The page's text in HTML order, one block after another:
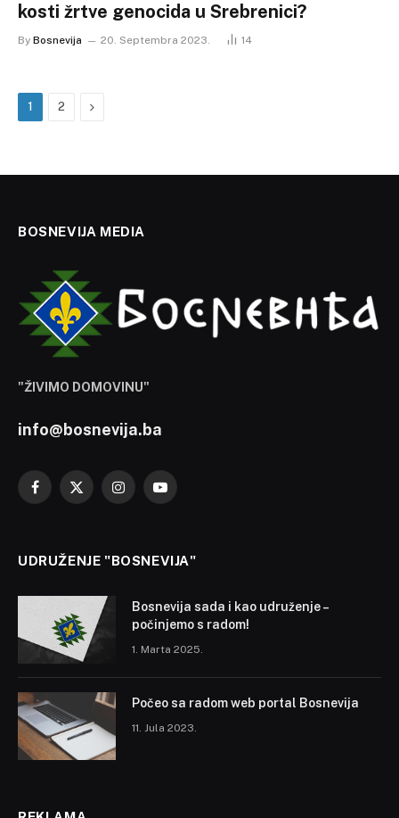
kosti žrtve genocida u Srebrenici?
By Bosnevija 20. Septembra 2023. 14
1 2 Next
BOSNEVIJA MEDIA
"ŽIVIMO DOMOVINU"
info@bosnevija.ba
Facebook
X
InstagramYouTube
UDRUŽENJE "BOSNEVIJA"
Bosnevija sada i kao udruženje –
počinjemo s radom!
1. Marta 2025.
Počeo sa radom web portal Bosnevija
11. Jula 2023.